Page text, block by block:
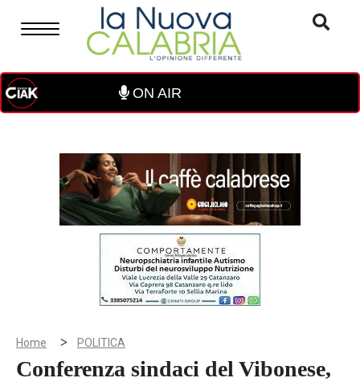
ON AIR
Home > POLITICA
Conferenza sindaci del Vibonese,